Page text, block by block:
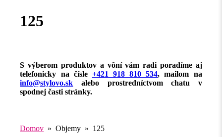
125
S výberom produktov a vôní vám radi poradíme aj
telefonicky na čísle +421 918 810 534, mailom na
info@stylovo.sk alebo prostredníctvom chatu v
spodnej časti stránky.
Domov » Objemy » 125